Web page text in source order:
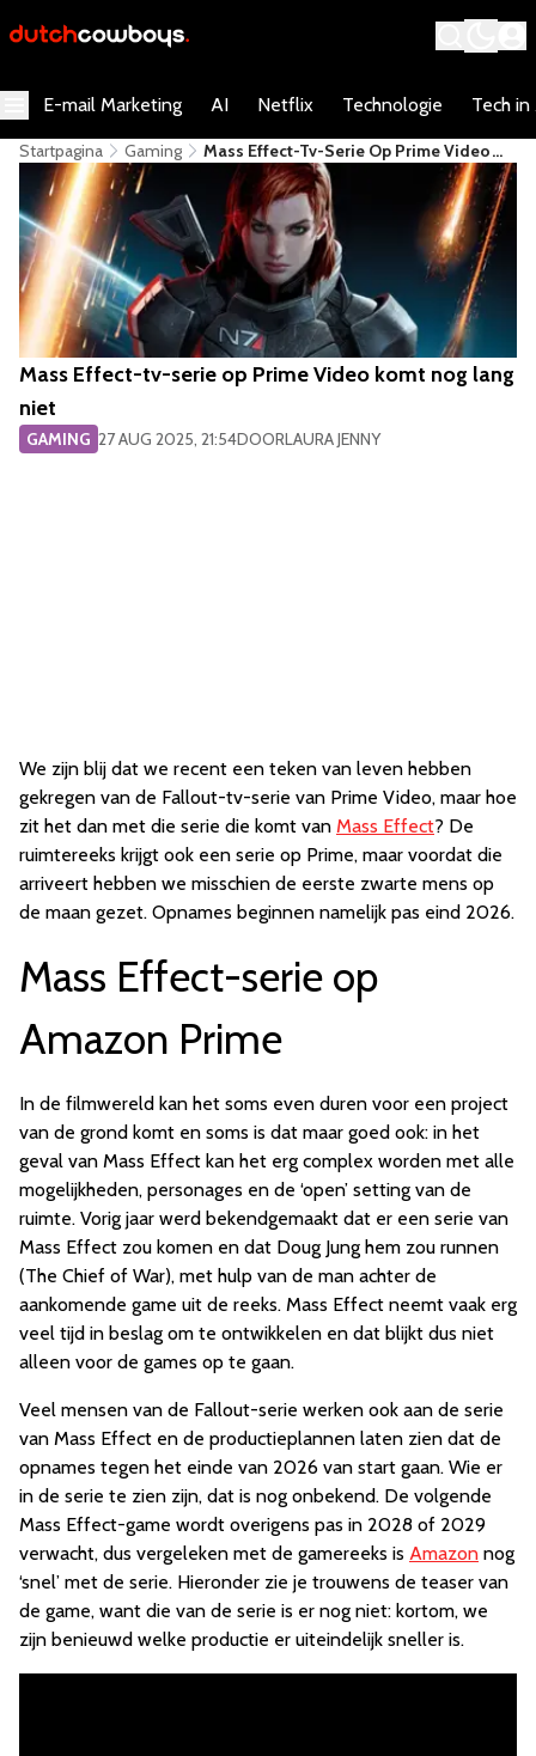
E-mail Marketing AI Netflix Technologie Tech in
Startpagina Gaming
Mass Effect-Tv-Serie Op Prime Video
Komt Nog Lang Niet
Mass Effect-tv-serie op Prime Video komt nog lang
niet
GAMING 27 AUG 2025, 21:54DOORLAURA JENNY
We zijn blij dat we recent een teken van leven hebben
gekregen van de Fallout-tv-serie van Prime Video, maar hoe
zit het dan met die serie die komt van Mass Effect? De
ruimtereeks krijgt ook een serie op Prime, maar voordat die
arriveert hebben we misschien de eerste zwarte mens op
de maan gezet. Opnames beginnen namelijk pas eind 2026.
Mass Effect-serie op
Amazon Prime
In de filmwereld kan het soms even duren voor een project
van de grond komt en soms is dat maar goed ook: in het
geval van Mass Effect kan het erg complex worden met alle
mogelijkheden, personages en de ‘open’ setting van de
ruimte. Vorig jaar werd bekendgemaakt dat er een serie van
Mass Effect zou komen en dat Doug Jung hem zou runnen
(The Chief of War), met hulp van de man achter de
aankomende game uit de reeks. Mass Effect neemt vaak erg
veel tijd in beslag om te ontwikkelen en dat blijkt dus niet
alleen voor de games op te gaan.
Veel mensen van de Fallout-serie werken ook aan de serie
van Mass Effect en de productieplannen laten zien dat de
opnames tegen het einde van 2026 van start gaan. Wie er
in de serie te zien zijn, dat is nog onbekend. De volgende
Mass Effect-game wordt overigens pas in 2028 of 2029
verwacht, dus vergeleken met de gamereeks is Amazon nog
‘snel’ met de serie. Hieronder zie je trouwens de teaser van
de game, want die van de serie is er nog niet: kortom, we
zijn benieuwd welke productie er uiteindelijk sneller is.